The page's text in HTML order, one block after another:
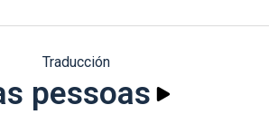
Traducción
pessoas